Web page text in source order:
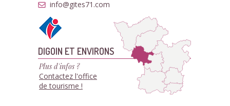
info@gites71.com
DIGOIN ET ENVIRONS
Plus d'infos ?
Contactez l'office
de tourisme !